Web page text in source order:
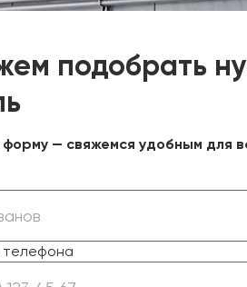
подобрать
— свяжемся удобным для